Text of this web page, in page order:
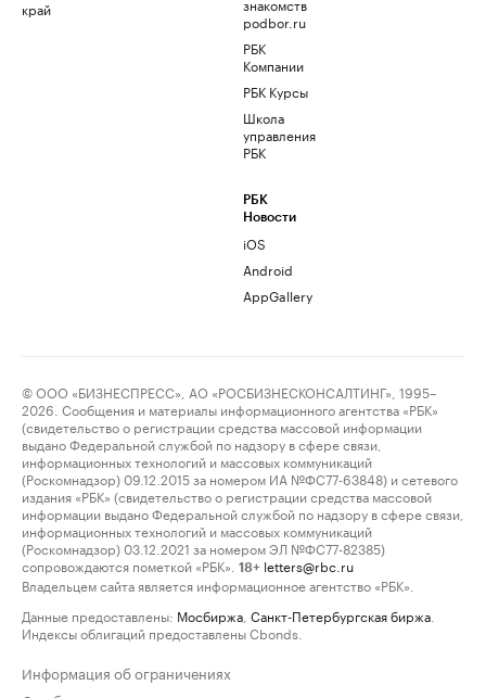
край
podbor.ru
РБК
Компании
РБК Курсы
Школа
управления
РБК
РБК
Новости
iOS
Android
AppGallery
© ООО «БИЗНЕСПРЕСС», АО «РОСБИЗНЕСКОНСАЛТИНГ», 1995–
2026. Сообщения и материалы информационного агентства «РБК»
(свидетельство о регистрации средства массовой информации
выдано Федеральной службой по надзору в сфере связи,
информационных технологий и массовых коммуникаций
(Роскомнадзор) 09.12.2015 за номером ИА №ФС77-63848) и сетевого
издания «РБК» (свидетельство о регистрации средства массовой
информации выдано Федеральной службой по надзору в сфере связи,
информационных технологий и массовых коммуникаций
(Роскомнадзор) 03.12.2021 за номером ЭЛ №ФС77-82385)
сопровождаются пометкой «РБК».
18+ letters@rbc.ru
Владельцем сайта является информационное агентство «РБК».
Данные предоставлены: Мосбиржа Санкт-Петербургская биржа
Индексы облигаций предоставлены Cbonds.
Информация об ограничениях